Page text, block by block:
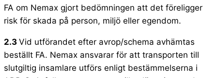
FA om Nemax gjort bedömningen att det föreligger
risk för skada på person, miljö eller egendom.
2.3 Vid utförandet efter avrop/schema avhämtas
beställt FA. Nemax ansvarar för att transporten till
slutgiltig insamlare utförs enligt bestämmelserna i